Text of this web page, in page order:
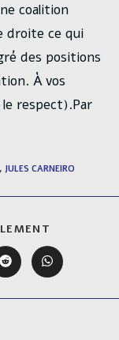
coalition
droite ce qui
des positions
À vos
respect).Par
, JULES CARNEIRO
CE
CONTENU
Ouvrir
dans
autre
Ouvrir
dans
autre